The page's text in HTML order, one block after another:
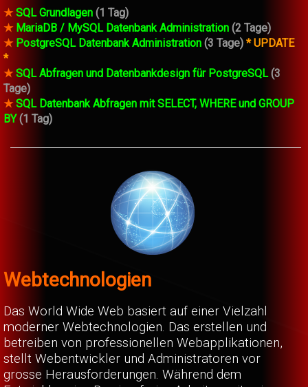
★ SQL Grundlagen (1 Tag)
★ MariaDB / MySQL Datenbank Administration (2 Tage)
★ PostgreSQL Datenbank Administration (3 Tage) * UPDATE
*
★ SQL Abfragen und Datenbankdesign für PostgreSQL(3
Tage)
★ SQL Datenbank Abfragen mit SELECT, WHERE und GROUP
BY(1 Tag)
Webtechnologien
Das World Wide Web basiert auf einer Vielzahl
moderner Webtechnologien. Das erstellen und
betreiben von professionellen Webapplikationen,
stellt Webentwickler und Administratoren vor
grosse Herausforderungen. Während dem